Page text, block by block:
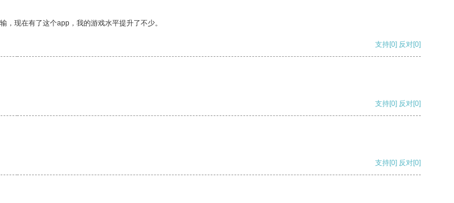
现在有了这个app，我的游戏水平提升了不少。
支持[0] 反对[0]
支持[0] 反对[0]
支持[0] 反对[0]